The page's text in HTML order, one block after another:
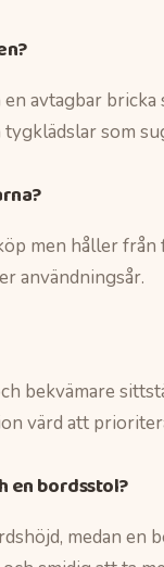
avtagbar bricka
som
men håller
användningsår.
bekvämare
värd att
en bordsstol?
medan en